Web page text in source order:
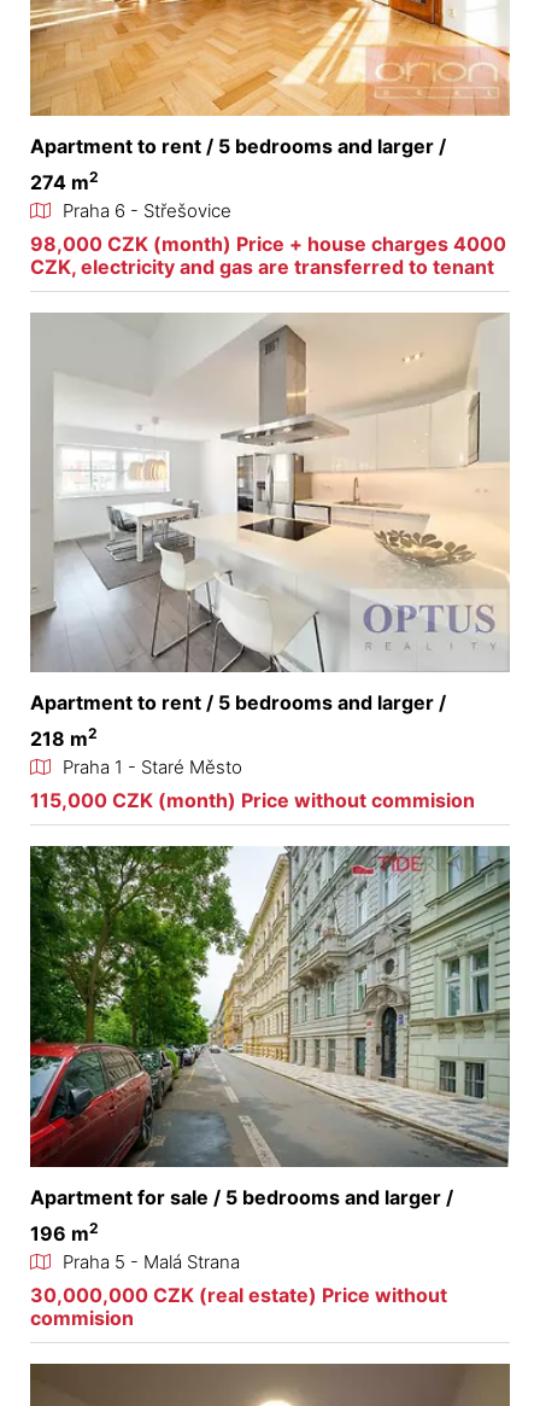
Apartment to rent / 5 bedrooms and larger /
274 m2
Praha 6 - Střešovice
98,000 CZK (month) Price + house charges 4000
CZK, electricity and gas are transferred to tenant
Apartment to rent / 5 bedrooms and larger /
218 m2
Praha 1 - Staré Město
115,000 CZK (month) Price without commision
Apartment for sale / 5 bedrooms and larger /
196 m2
Praha 5 - Malá Strana
30,000,000 CZK (real estate) Price without
commision